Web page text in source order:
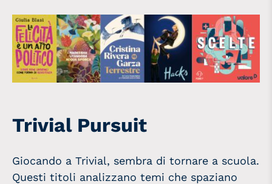
Trivial Pursuit
Giocando a Trivial, sembra di tornare a scuola.
Questi titoli analizzano temi che spaziano